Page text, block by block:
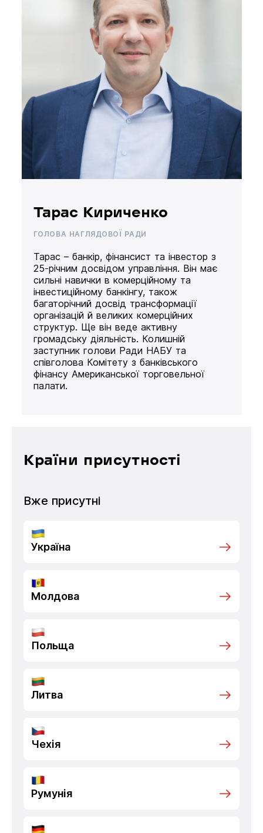
Тарас Кириченко
ГОЛОВА НАГЛЯДОВОЇ РАДИ
Тарас – банкір, фінансист та інвестор з
25-річним досвідом управління. Він має
сильні навички в комерційному та
інвестиційному банкінгу, також
багаторічний досвід трансформації
організацій й великих комерційних
структур. Ще він веде активну
громадську діяльність. Колишній
заступник голови Ради НАБУ та
співголова Комітету з банківського
фінансу Американської торговельної
палати.
Країни присутності
Вже присутні
Україна
Молдова
Польща
Литва
Чехія
Румунія